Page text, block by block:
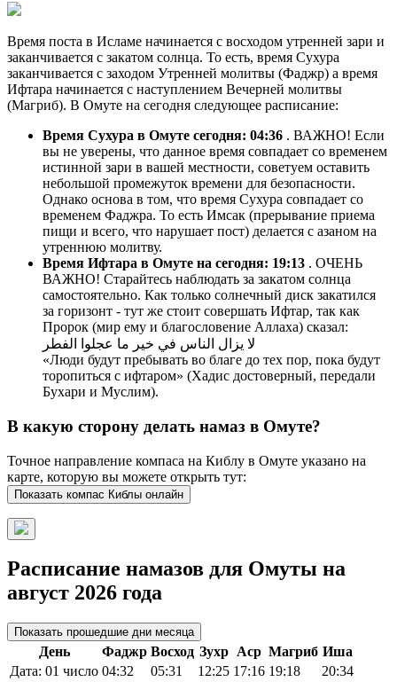
Время поста в Исламе начинается с восходом утренней зари и
заканчивается с закатом солнца. То есть, время Сухура
заканчивается с заходом Утренней молитвы (Фаджр) а время
Ифтара начинается с наступлением Вечерней молитвы
(Магриб). В Омуте на сегодня следующее расписание:
Время Сухура в Омуте сегодня: 04:36 . ВАЖНО! Если
вы не уверены, что данное время совпадает со временем
истинной зари в вашей местности, советуем оставить
небольшой промежуток времени для безопасности.
Однако основа в том, что время Сухура совпадает со
временем Фаджра. То есть Имсак (прерывание приема
пищи и всего, что нарушает пост) делается с азаном на
утреннюю молитву.
Время Ифтара в Омуте на сегодня: 19:13 . ОЧЕНЬ
ВАЖНО! Старайтесь наблюдать за закатом солнца
самостоятельно. Как только солнечный диск закатился
за горизонт - тут же стоит совершать Ифтар, так как
Пророк (мир ему и благословение Аллаха) сказал:
لا يزال الناس في خير ما عجلوا الفطر
«Люди будут пребывать во благе до тех пор, пока будут
торопиться с ифтаром» (Хадис достоверный, передали
Бухари и Муслим).
В какую сторону делать намаз в Омуте?
Точное направление компаса на Киблу в Омуте указано на
карте, которую вы можете открыть тут:
Показать компас Киблы онлайн
Расписание намазов для Омуты на
август 2026 года
Показать прошедшие дни месяца
День Фаджр Восход Зухр Аср Магриб Иша
Дата: 01 число 04:32 05:31 12:25 17:16 19:18 20:34